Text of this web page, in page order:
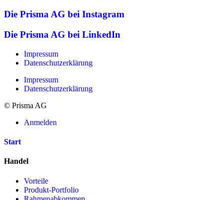
Die Prisma AG bei Instagram
Die Prisma AG bei LinkedIn
Impressum
Datenschutzerklärung
Impressum
Datenschutzerklärung
© Prisma AG
Anmelden
Start
Handel
Vorteile
Produkt-Portfolio